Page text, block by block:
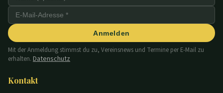
Anmelden
Mit der Anmeldung stimmst du zu, Vereinsnews und Termine per E-Mail zu
erhalten. Datenschutz
Kontakt